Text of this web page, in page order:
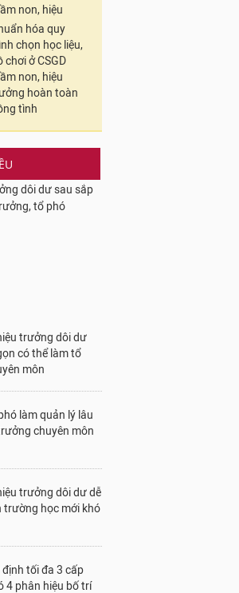
hóa quy
chọn học liệu,
chơi ở CSGD
non, hiệu
hoàn toàn
tình
trưởng dôi dư
có thể làm tổ
môn
làm quản lý lâu
chuyên môn
trưởng dôi dư dễ
trường học mới khó
tối đa 3 cấp
4 phân hiệu bố trí